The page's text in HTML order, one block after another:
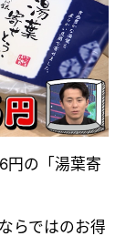
円の「湯葉寄
らではのお得